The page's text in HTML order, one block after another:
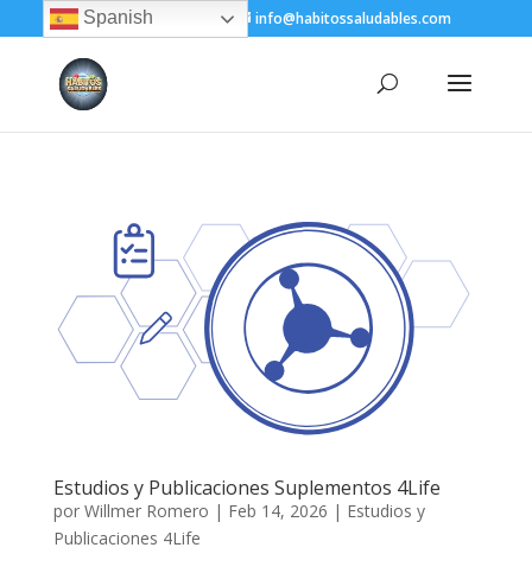
+(505) 8200-1450 info@habitossaludables.com
Estudios y Publicaciones Suplementos 4Life
por Willmer Romero | Feb 14, 2026 | Estudios y
Publicaciones 4Life
Spanish